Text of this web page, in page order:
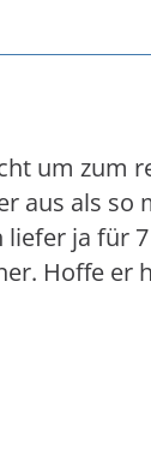
um zum
aus als so
ja für
Hoffe er